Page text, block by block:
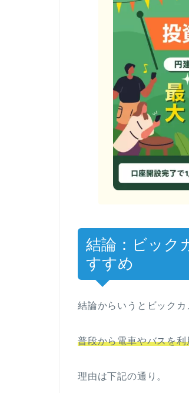
結論：ビック
すすめ
結論からいうとビック
普段から電車やバスを
理由は下記の通り。